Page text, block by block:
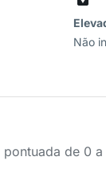
Não
de 0